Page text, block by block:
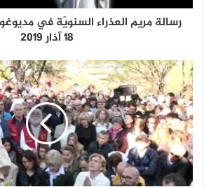
رسالة مريم العذراء السنويّة في
18 آذار 2019